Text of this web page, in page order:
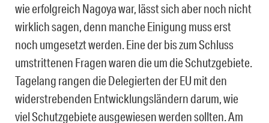
wie erfolgreich Nagoya war, lässt sich aber noch nicht
wirklich sagen, denn manche Einigung muss erst
noch umgesetzt werden. Eine der bis zum Schluss
umstrittenen Fragen waren die um die Schutzgebiete.
Tagelang rangen die Delegierten der EU mit den
widerstrebenden Entwicklungsländern darum, wie
viel Schutzgebiete ausgewiesen werden sollten. Am